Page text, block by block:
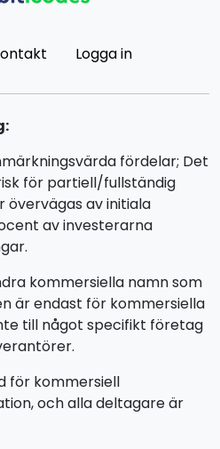
Logga in
fördelar; Det
för partiell/fullständig
övervägas av initiala
av investerarna
kommersiella namn som
är endast för kommersiella
till något specifikt företag
för kommersiell
och alla deltagare är